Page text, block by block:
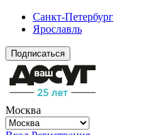
Санкт-Петербург
Ярославль
Подписаться
Москва